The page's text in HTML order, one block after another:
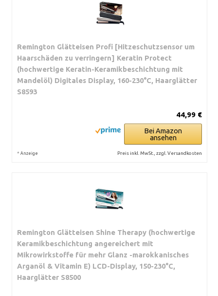
Remington Glätteisen Profi [Hitzeschutzsensor um
Haarschäden zu verringern] Keratin Protect
(hochwertige Keratin-Keramikbeschichtung mit
Mandelöl) Digitales Display, 160-230°C, Haarglätter
S8593
44,99 €
Bei Amazon
ansehen
* Anzeige Preis inkl. MwSt., zzgl. Versandkosten
Remington Glätteisen Shine Therapy (hochwertige
Keramikbeschichtung angereichert mit
Mikrowirkstoffe für mehr Glanz -marokkanisches
Arganöl & Vitamin E) LCD-Display, 150-230°C,
Haarglätter S8500